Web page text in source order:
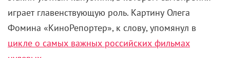
нулевых
.
«Смерть на Ниле» (2022)